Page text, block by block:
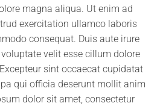
magna aliqua. Ut enim ad
exercitation ullamco laboris
consequat. Duis aute irure
velit esse cillum dolore
sint occaecat cupidatat
qui officia deserunt mollit anim
dolor sit amet, consectetur